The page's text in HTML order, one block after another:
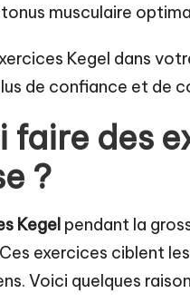
musculaire
Kegel dans
de confiance et de
faire des
?
Kegel pendant la
exercices ciblent
Voici quelques